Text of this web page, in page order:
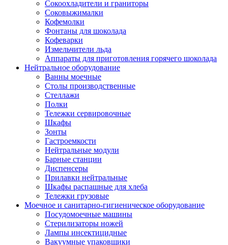
Сокоохладители и граниторы
Соковыжималки
Кофемолки
Фонтаны для шоколада
Кофеварки
Измельчители льда
Аппараты для приготовления горячего шоколада
Нейтральное оборудование
Ванны моечные
Столы производственные
Стеллажи
Полки
Тележки сервировочные
Шкафы
Зонты
Гастроемкости
Нейтральные модули
Барные станции
Диспенсеры
Прилавки нейтральные
Шкафы распашные для хлеба
Тележки грузовые
Моечное и санитарно-гигиеническое оборудование
Посудомоечные машины
Стерилизаторы ножей
Лампы инсектицидные
Вакуумные упаковщики